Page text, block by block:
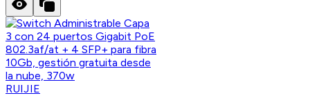
RUIJIE